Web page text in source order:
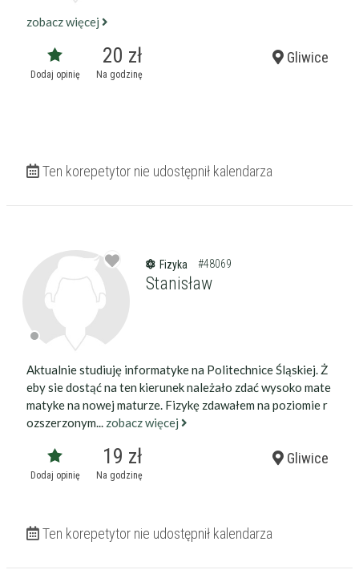
zobacz więcej
Dodaj opinię
20 zł
Na godzinę
Gliwice
Ten korepetytor nie udostępnił kalendarza
Fizyka #48069
Stanisław
Aktualnie studiuję informatyke na Politechnice Śląskiej. Ż
eby sie dostąć na ten kierunek należało zdać wysoko mate
matyke na nowej maturze. Fizykę zdawałem na poziomie r
ozszerzonym... zobacz więcej
Dodaj opinię
19 zł
Na godzinę
Gliwice
Ten korepetytor nie udostępnił kalendarza